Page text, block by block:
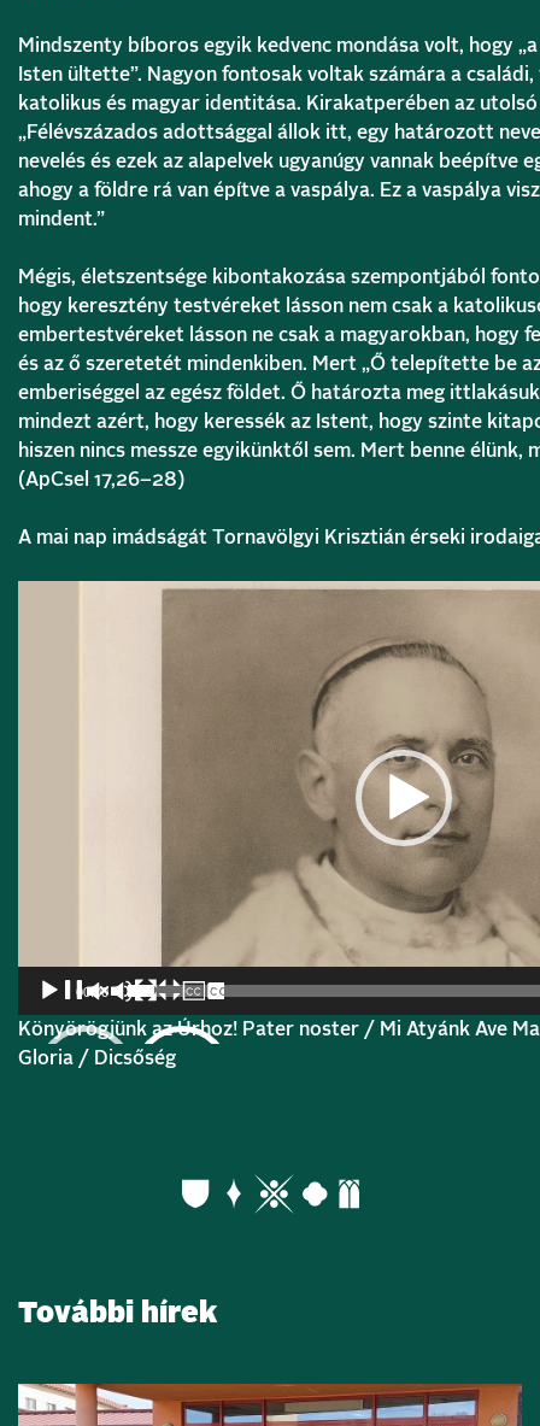
Mindszenty bíboros egyik kedvenc mondása volt, hogy
Isten ültette”. Nagyon fontosak voltak számára a
katolikus és magyar identitása. Kirakatperében az
„Félévszázados adottsággal állok itt, egy határozott
nevelés és ezek az alapelvek ugyanúgy vannak beépítve
ahogy a földre rá van építve a vaspálya. Ez a vaspálya
mindent.”
Mégis, életszentsége kibontakozása szempontjából
hogy keresztény testvéreket lásson nem csak a
embertestvéreket lásson ne csak a magyarokban, hogy
és az ő szeretetét mindenkiben. Mert „Ő telepítette be
emberiséggel az egész földet. Ő határozta meg
mindezt azért, hogy keressék az Istent, hogy szinte
hiszen nincs messze egyikünktől sem. Mert benne élünk,
(ApCsel 17,26–28)
A mai nap imádságát Tornavölgyi Krisztián érseki
00:00
Könyörögjünk az Úrhoz! Pater noster / Mi Atyánk Ave
Gloria / Dicsőség
További hírek